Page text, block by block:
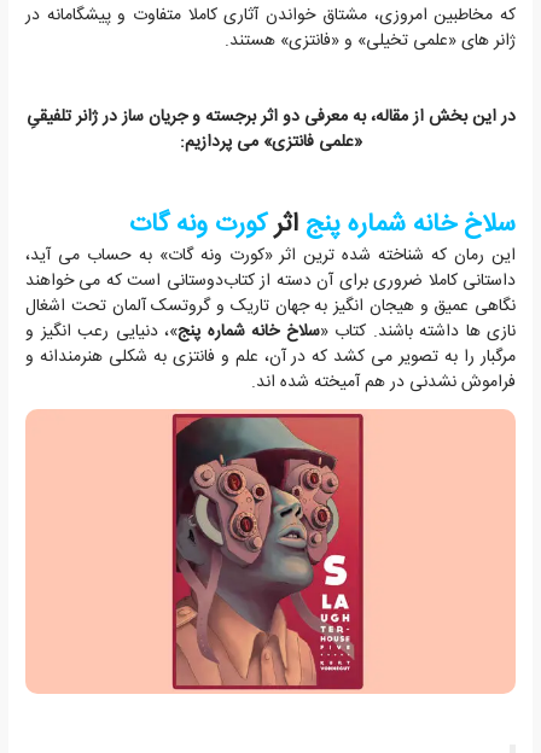
که مخاطبین امروزی، مشتاق خواندن آثاری کاملا متفاوت و پیشگامانه در
ژانر های «علمی تخیلی» و «فانتزی» هستند.
در این بخش از مقاله، به معرفی دو اثر برجسته و جریان ساز در ژانر تلفیقیِ
«علمی فانتزی» می پردازیم:
سلاخ خانه شماره پنج اثرکورت ونه گات
این رمان که شناخته شده ترین اثر «کورت ونه گات» به حساب می آید،
داستانی کاملا ضروری برای آن دسته از کتاب‌دوستانی است که می خواهند
نگاهی عمیق و هیجان انگیز به جهان تاریک و گروتسک آلمان تحت اشغال
نازی ها داشته باشند. کتاب «سلاخ خانه شماره پنج»، دنیایی رعب انگیز و
مرگبار را به تصویر می کشد که در آن، علم و فانتزی به شکلی هنرمندانه و
فراموش نشدنی در هم آمیخته شده اند.